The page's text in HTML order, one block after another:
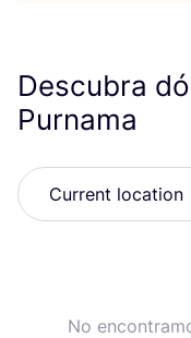
Descubra
Purnama
No